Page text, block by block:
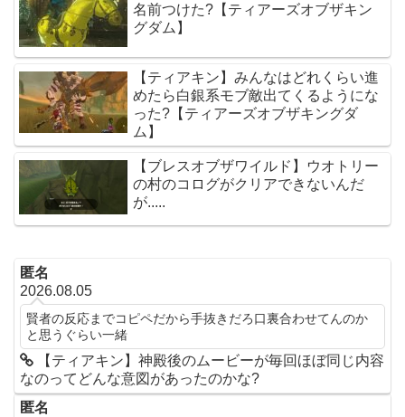
名前つけた?【ティアーズオブザキン
グダム】
【ティアキン】みんなはどれくらい進
めたら白銀系モブ敵出てくるようにな
った?【ティアーズオブザキングダ
ム】
【ブレスオブザワイルド】ウオトリー
の村のコログがクリアできないんだ
が.....
匿名
2026.08.05
賢者の反応までコピペだから手抜きだろ口裏合わせてんのか
と思うぐらい一緒
【ティアキン】神殿後のムービーが毎回ほぼ同じ内容
なのってどんな意図があったのかな?
匿名